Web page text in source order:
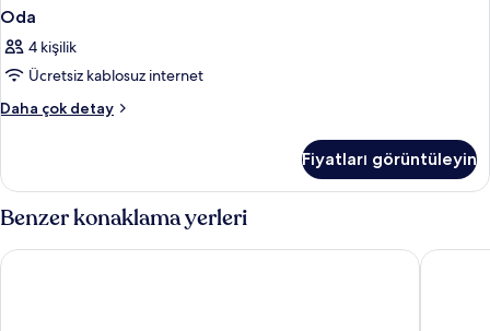
Oda
4 kişilik
Ücretsiz kablosuz internet
Daha çok detay
Oda
detay
Fiyatları görüntüleyin
Benzer konaklama yerleri
Hotel Casa Amsterdam